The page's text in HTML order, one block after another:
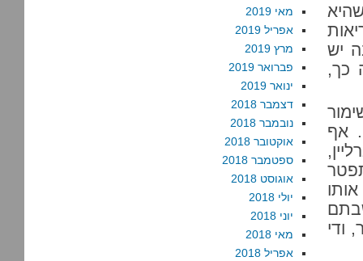
יש
כך,
אף
ודי
מאי 2019
אפריל 2019
מרץ 2019
פברואר 2019
ינואר 2019
דצמבר 2018
נובמבר 2018
אוקטובר 2018
ספטמבר 2018
אוגוסט 2018
יולי 2018
יוני 2018
מאי 2018
אפריל 2018